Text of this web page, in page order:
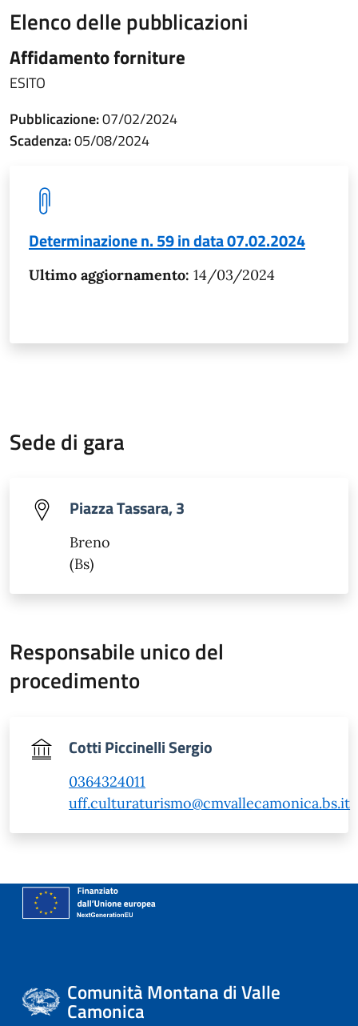
Elenco delle pubblicazioni
Affidamento forniture
ESITO
Pubblicazione:07/02/2024
Scadenza:05/08/2024
Determinazione n. 59 in data 07.02.2024
Ultimo aggiornamento: 14/03/2024
Sede di gara
Piazza Tassara, 3
Breno
(Bs)
Responsabile unico del
procedimento
Cotti Piccinelli Sergio
0364324011
uff.culturaturismo@cmvallecamonica.bs.it
Comunità Montana di Valle
Camonica